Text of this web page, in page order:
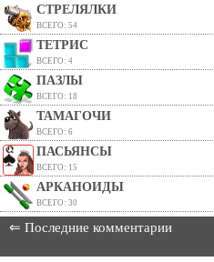
СТРЕЛЯЛКИ
ВСЕГО: 54
ТЕТРИС
ВСЕГО: 4
ПАЗЛЫ
ВСЕГО: 18
ТАМАГОЧИ
ВСЕГО: 6
ПАСЬЯНСЫ
ВСЕГО: 15
АРКАНОИДЫ
ВСЕГО: 30
⇐ Последние комментарии